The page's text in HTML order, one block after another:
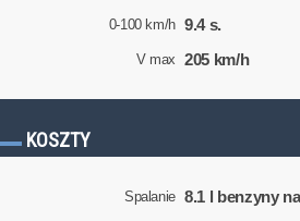
0-100 km/h 9.4 s.
V max 205 km/h
KOSZTY
Spalanie 8.1 l benzyny